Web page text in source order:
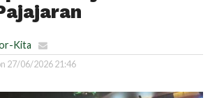
Kita
27/06/2026 21:46